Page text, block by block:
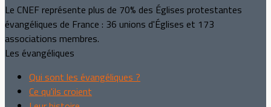
Le CNEF représente plus de 70% des Églises protestantes
évangéliques de France : 36 unions d'Églises et 173
associations membres.
Les évangéliques
Qui sont les évangéliques ?
Ce qu'ils croient